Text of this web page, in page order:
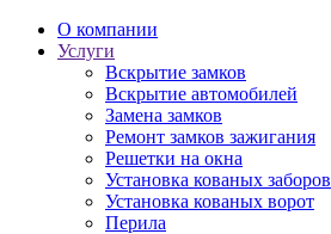
О компании
Услуги
Вскрытие замков
Вскрытие автомобилей
Замена замков
Ремонт замков зажигания
Решетки на окна
Установка кованых заборов
Установка кованых ворот
Перила